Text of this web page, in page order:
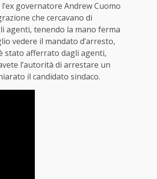
governatore Andrew Cuomo
che cercavano di
agenti, tenendo la mano ferma
vedere il mandato d’arresto,
stato afferrato dagli agenti,
l’autorità di arrestare un
il candidato sindaco.